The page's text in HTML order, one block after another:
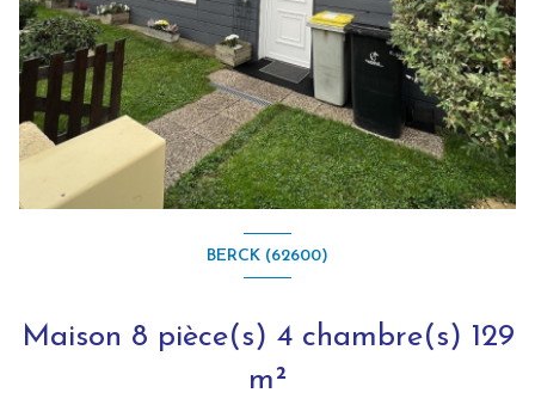
BERCK (62600)
Maison 8 pièce(s) 4 chambre(s) 129
m²